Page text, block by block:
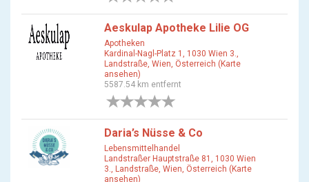
Aeskulap Apotheke Lilie OG
Apotheken
Kardinal-Nagl-Platz 1, 1030 Wien 3.,
Landstraße, Wien, Österreich (Karte
ansehen)
5587.54 km entfernt
Daria’s Nüsse & Co
Lebensmittelhandel
Landstraßer Hauptstraße 81, 1030 Wien
3., Landstraße, Wien, Österreich (Karte
ansehen)